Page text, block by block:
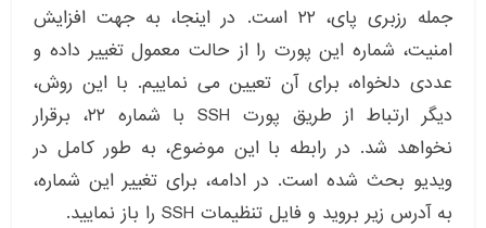
جمله رزبری پای، ۲۲ است. در اینجا، به جهت افزایش
امنیت، شماره این پورت را از حالت معمول تغییر داده و
عددی دلخواه، برای آن تعیین می نماییم. با این روش،
دیگر ارتباط از طریق پورت SSH با شماره ۲۲، برقرار
نخواهد شد. در رابطه با این موضوع، به طور کامل در
ویدیو بحث شده است. در ادامه، برای تغییر این شماره،
به آدرس زیر بروید و فایل تنظیمات SSH را باز نمایید.